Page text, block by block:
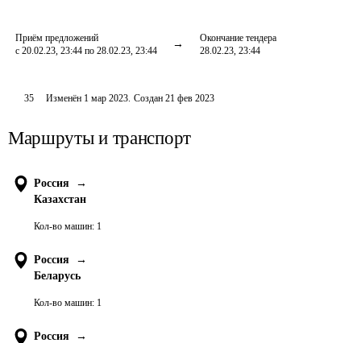
Приём предложений
с 20.02.23, 23:44 по 28.02.23, 23:44
Окончание тендера
28.02.23, 23:44
35 Изменён 1 мар 2023. Создан 21 фев 2023
Маршруты и транспорт
Россия
→
Казахстан
Кол-во машин: 1
Россия
→
Беларусь
Кол-во машин: 1
Россия
→